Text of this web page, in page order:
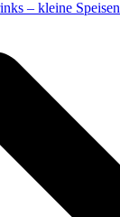
– kleine Speisen